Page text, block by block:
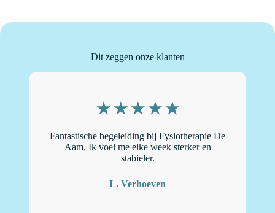
Dit zeggen onze klanten
Fantastische begeleiding bij Fysiotherapie De
Aam. Ik voel me elke week sterker en
stabieler.
L. Verhoeven